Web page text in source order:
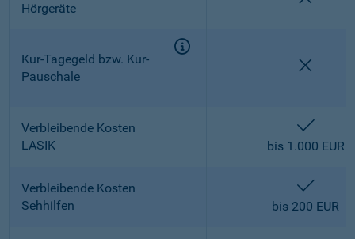
Hörgeräte
Kur-Tagegeld bzw. Kur-
Pauschale
Verbleibende Kosten
LASIK
bis 1.000 EUR
Verbleibende Kosten
Sehhilfen
bis 200 EUR